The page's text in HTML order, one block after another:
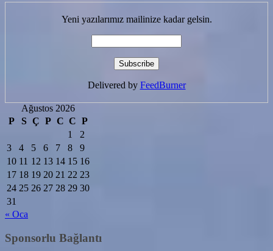
Yeni yazılarımız mailinize kadar gelsin.
Delivered by FeedBurner
Ağustos 2026
P
S Ç P C C P
1
2
3
4 5 6 7 8
9
10 11 12 13 14 15 16
17 18 19 20 21 22 23
24 25 26 27 28 29 30
31
« Oca
Sponsorlu Bağlantı